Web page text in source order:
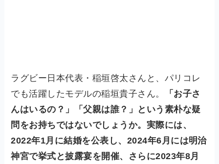
ラグビー日本代表・稲垣啓太さんと、パリコレ
でも活躍したモデルの稲垣貴子さん。
「お子さ
んはいるの？」「父親は誰？」という素朴な疑
問をお持ちではないでしょうか。実際には、
2022年1月に結婚を公表し、2024年6月には明治
神宮で挙式と披露宴を開催、さらに2023年8月